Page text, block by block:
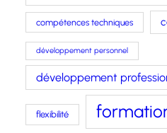
compétences techniques
développement personnel
développement
flexibilité